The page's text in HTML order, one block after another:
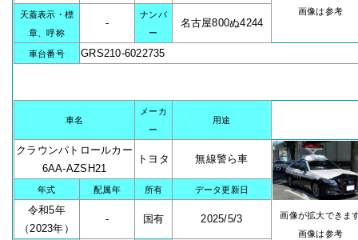
画像は参考
天蓋表示・標
章、呼称
-
ナンバ
ー
名古屋800ぬ4244
車台番号 GRS210-6022735
車名
メーカ
ー
用途
クラウンパトロールカー
6AA-AZSH21
トヨタ 無線警ら車
画像が拡大できま
画像は参考
年式 配属年 所有 データ更新日
令和5年
（2023年）
- 国有 2025/5/3